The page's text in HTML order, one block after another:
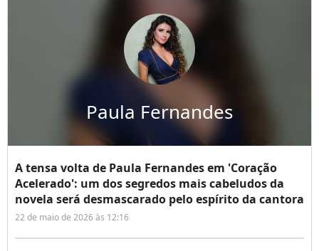
Paula Fernandes
A tensa volta de Paula Fernandes em 'Coração
Acelerado': um dos segredos mais cabeludos da
novela será desmascarado pelo espírito da cantora
22 de maio de 2026 às 12:16